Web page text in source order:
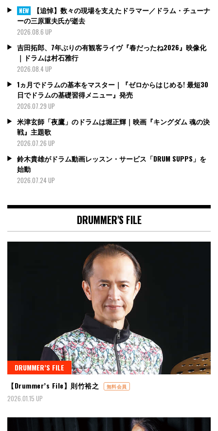
NEW
【追悼】数々の現場を支えたドラマー／ドラム・チューナ
ーの三原重夫氏が逝去
2026.08.6 UP
吉田拓郎、7年ぶりの有観客ライヴ『春だったね2026』映像化
｜ドラムは村石雅行
2026.08.4 UP
1ヵ月でドラムの基本をマスター｜『ゼロからはじめる! 最短30
日でドラムの基礎習得メニュー』発売
2026.07.29 UP
米津玄師「夜鷹」のドラムは堀正輝｜映画『キングダム 魂の決
戦』主題歌
2026.07.26 UP
鈴木貴雄がドラム動画レッスン・サービス「DRUM SUPPS」を
始動
2026.07.24 UP
DRUMMER'S FILE
DRUMMER’S FILE
【Drummer’s File】則竹裕之
無料会員
2026.01.15 UP